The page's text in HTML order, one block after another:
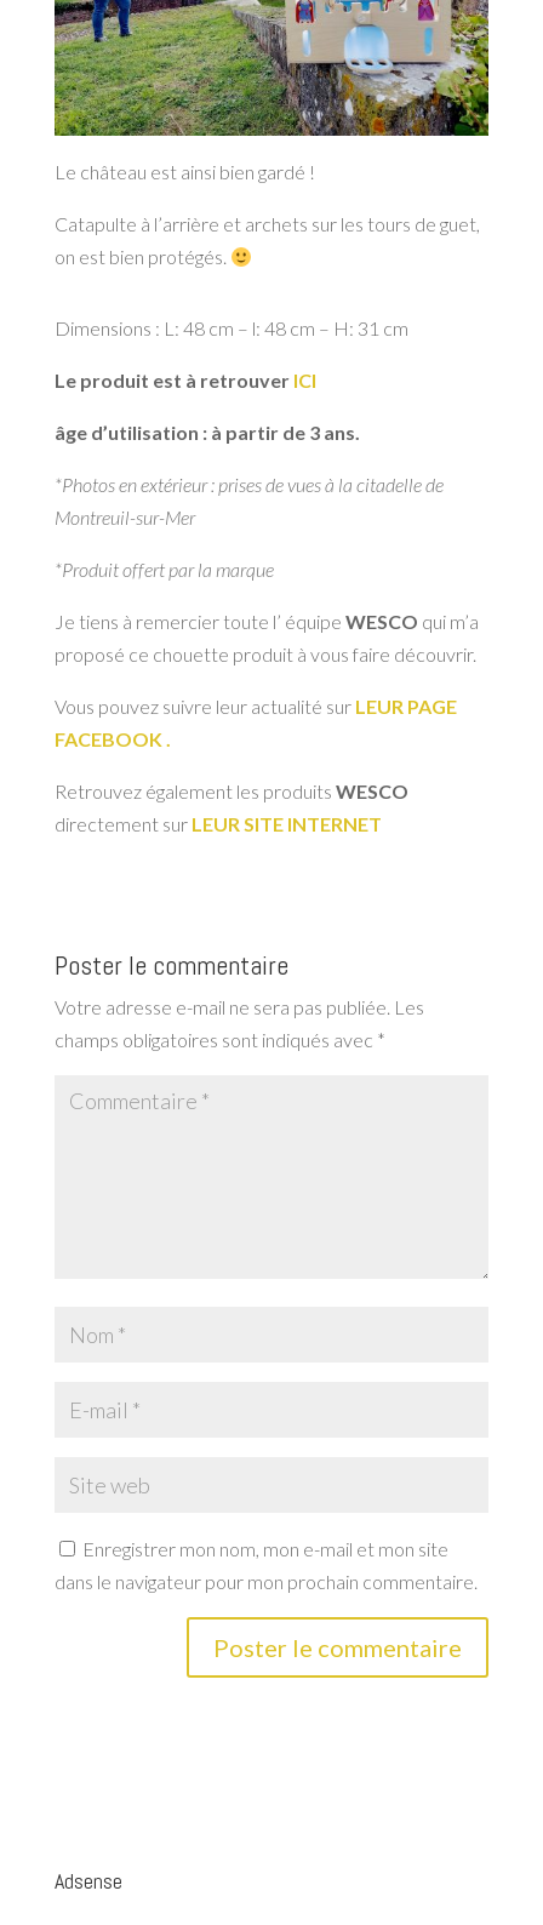
Le château est ainsi bien gardé !
Catapulte à l’arrière et archets sur les tours de guet,
on est bien protégés.
Dimensions : L: 48 cm – l: 48 cm – H: 31 cm
Le produit est à retrouver ICI
âge d’utilisation : à partir de 3 ans.
*Photos en extérieur : prises de vues à la citadelle de
Montreuil-sur-Mer
*Produit offert par la marque
Je tiens à remercier toute l’ équipe WESCO qui m’a
proposé ce chouette produit à vous faire découvrir.
Vous pouvez suivre leur actualité sur LEUR PAGE
FACEBOOK .
Retrouvez également les produits WESCO
directement sur LEUR SITE INTERNET
Poster le commentaire
Votre adresse e-mail ne sera pas publiée. Les
champs obligatoires sont indiqués avec *
Enregistrer mon nom, mon e-mail et mon site
dans le navigateur pour mon prochain commentaire.
Adsense